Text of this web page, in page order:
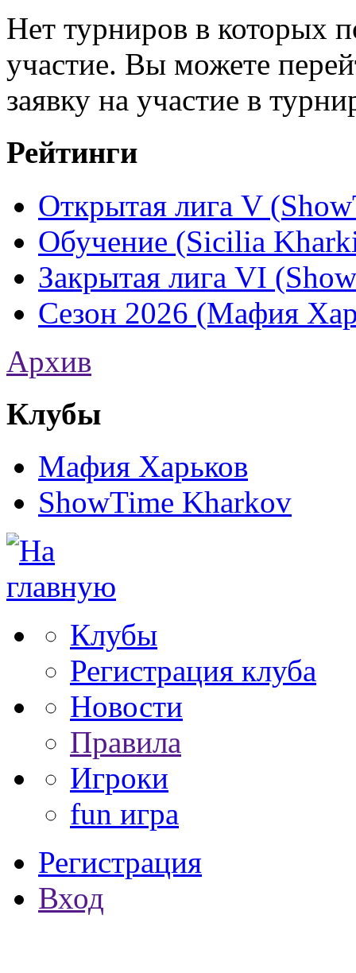
Нет турниров в которых
участие. Вы можете
заявку на участие в
Рейтинги
Открытая лига V
Обучение (Sicilia
Закрытая лига VI
Сезон 2026 (Мафия
Архив
Клубы
Мафия Харьков
ShowTime Kharkov
Клубы
Регистрация клуба
Новости
Правила
Игроки
fun игра
Регистрация
Вход